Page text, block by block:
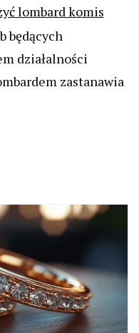
lombard komis
będących
działalności
zastanawia